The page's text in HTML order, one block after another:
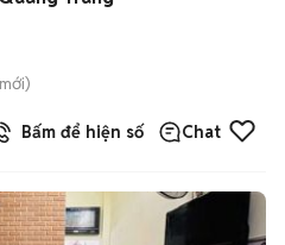
mới)
Bấm để hiện số Chat